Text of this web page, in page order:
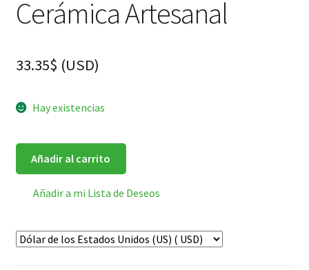
Cerámica Artesanal
33.35$ (USD)
Hay existencias
Añadir al carrito
Añadir a mi Lista de Deseos